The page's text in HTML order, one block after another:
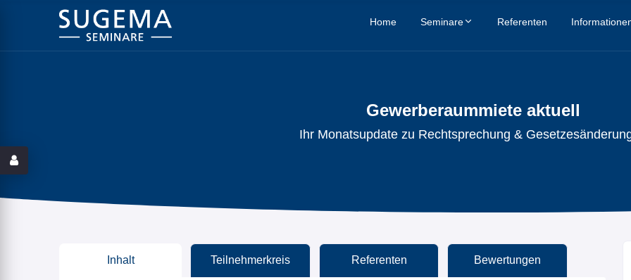
Home Seminare Referenten
Gewerberaummiete aktuell
Ihr Monatsupdate zu Rechtsprechung &
Inhalt Teilnehmerkreis Referenten Bewertungen